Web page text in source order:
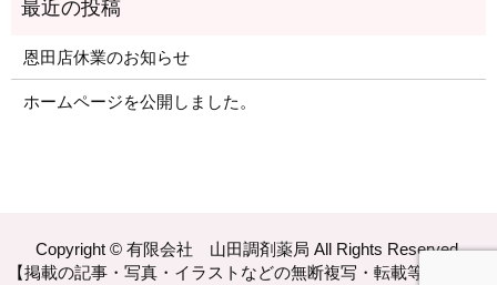
恩田店休業のお知らせ
ホームページを公開しました。
Copyright © 有限会社 山田調剤薬局 All Rights Reserved.
【掲載の記事・写真・イラストなどの無断複写・転載等を禁じま